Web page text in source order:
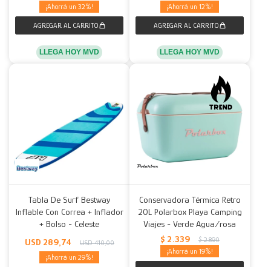
32
LLEGA HOY MVD
12
LLEGA HOY MVD
Tabla De Surf Bestway
Inflable Con Correa + Inflador
+ Bolso - Celeste
USD 289,74 USD 410,00
29
Conservadora Térmica Retro
20L Polarbox Playa Camping
Viajes - Verde Agua/rosa
$ 2.339 $ 2.890
19